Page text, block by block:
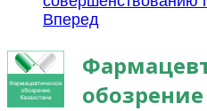
Вперед